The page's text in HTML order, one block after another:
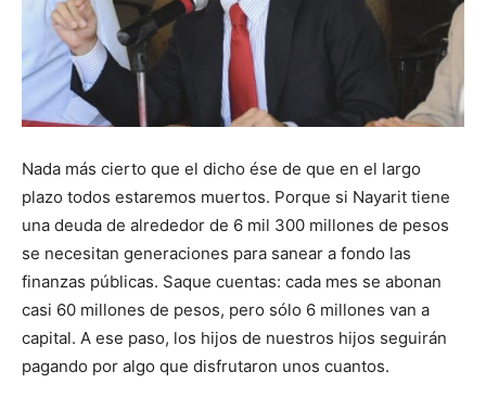
Nada más cierto que el dicho ése de que en el largo
plazo todos estaremos muertos. Porque si Nayarit tiene
una deuda de alrededor de 6 mil 300 millones de pesos
se necesitan generaciones para sanear a fondo las
finanzas públicas. Saque cuentas: cada mes se abonan
casi 60 millones de pesos, pero sólo 6 millones van a
capital. A ese paso, los hijos de nuestros hijos seguirán
pagando por algo que disfrutaron unos cuantos.